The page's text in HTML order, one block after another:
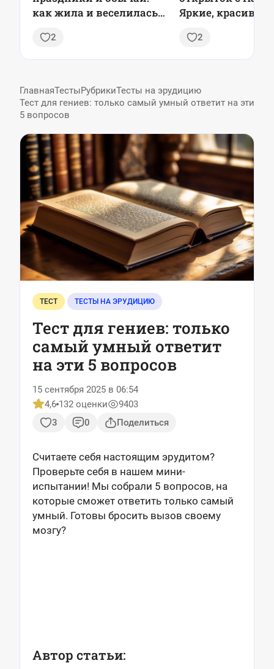
как жила и веселилась
поколение
2
Яркие, красивые,
2
ГлавнаяТестыРубрикиТесты на эрудицию
Тест для гениев: только самый умный ответит на эти
5 вопросов
ТЕСТ ТЕСТЫ НА ЭРУДИЦИЮ
Тест для гениев: только
самый умный ответит
на эти 5 вопросов
15 сентября 2025 в 06:54
4,6 132 оценки
9403
3
0 Поделиться
Считаете себя настоящим эрудитом?
Проверьте себя в нашем мини-
испытании! Мы собрали 5 вопросов, на
которые сможет ответить только самый
умный. Готовы бросить вызов своему
мозгу?
Автор статьи: